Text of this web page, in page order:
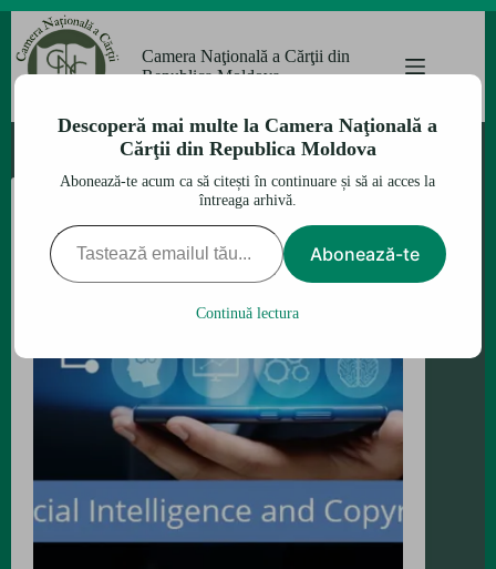
conținut
Camera Naţională a Cărţii din
Republica Moldova
Descoperă mai multe la Camera Naţională a
Cărţii din Republica Moldova
Abonează-te acum ca să citești în continuare și să ai acces la
întreaga arhivă.
Tastează emailul tău...
Abonează-te
Continuă lectura